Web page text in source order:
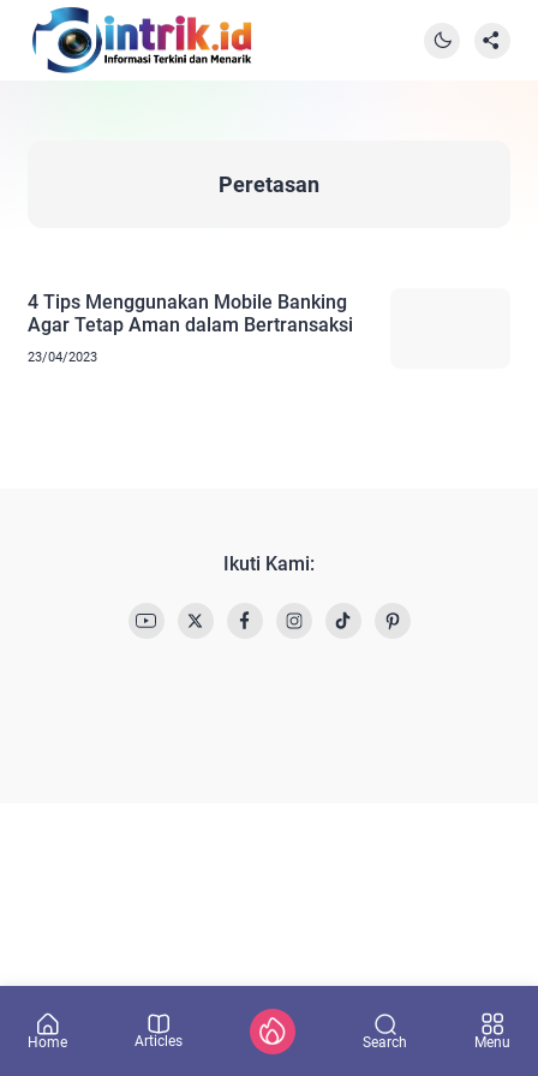
Peretasan
4 Tips Menggunakan Mobile Banking
Agar Tetap Aman dalam Bertransaksi
23/04/2023
Ikuti Kami:
Home Articles Search Menu